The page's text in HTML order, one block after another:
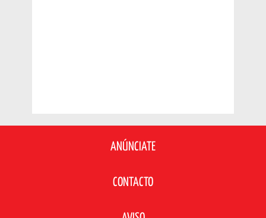
ANÚNCIATE
CONTACTO